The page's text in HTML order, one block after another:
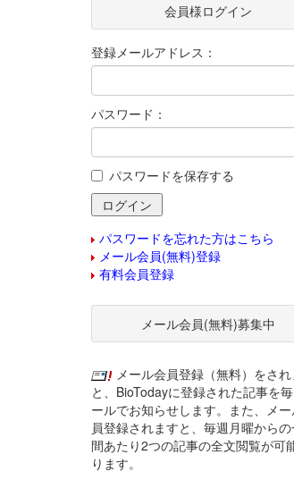
会員様ログイン
登録メールアドレス：
パスワード：
パスワードを保存する
パスワードを忘れた方はこちら
メール会員(無料)登録
有料会員登録
メール会員(無料)募集中
メール会員登録（無料）をさ
と、BioTodayに登録された記事を
ールでお知らせします。また、メー
員登録されますと、毎週月曜からの
間あたり2つの記事の全文閲覧が可
ります。